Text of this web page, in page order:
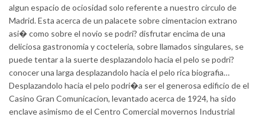
algun espacio de ociosidad solo referente a nuestro circulo de
Madrid. Esta acerca de un palacete sobre cimentacion extrano
asi� como sobre el novio se podri? disfrutar encima de una
deliciosa gastronomia y cocteleria, sobre llamados singulares, se
puede tentar a la suerte desplazandolo hacia el pelo se podri?
conocer una larga desplazandolo hacia el pelo rica biografia…
Desplazandolo hacia el pelo podri�a ser el generosa edificio de el
Casino Gran Comunicacion, levantado acerca de 1924, ha sido
enclave asimismo de el Centro Comercial movernos Industrial